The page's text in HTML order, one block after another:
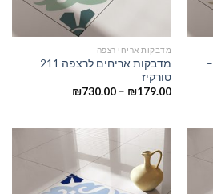
מדבקות אריחים לרצפה 210 –
מדבקות אריחי רצפה
מדבקות אריחים לרצפה 211
טורקיז
₪179.00
–
₪730.00